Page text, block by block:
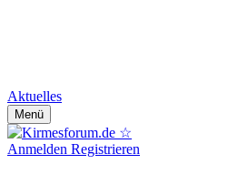
Aktuelles
Menü
Anmelden Registrieren